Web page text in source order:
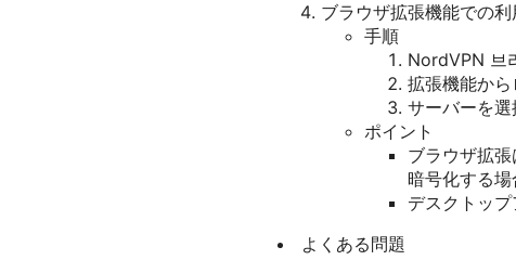
ブラウザ拡張機能での利
手順
NordVPN 브
拡張機能から
サーバーを
ポイント
ブラウザ拡
暗号化する場
デスクトッ
よくある問題